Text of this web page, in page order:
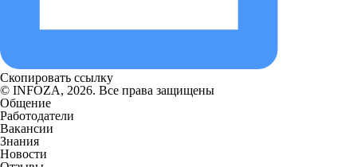
Скопировать ссылку
© INFOZA, 2026. Все права защищены
Общение
Работодатели
Вакансии
Знания
Новости